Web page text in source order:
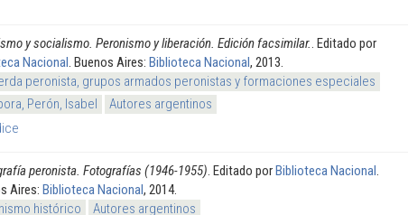
y socialismo. Peronismo y liberación. Edición facsimilar.. Editado por
Nacional. Buenos Aires: Biblioteca Nacional, 2013.
peronista, grupos armados peronistas y formaciones especiales
Perón, Isabel
Autores argentinos
peronista. Fotografías (1946-1955). Editado porBiblioteca Nacional.
Aires: Biblioteca Nacional, 2014.
histórico
Autores argentinos